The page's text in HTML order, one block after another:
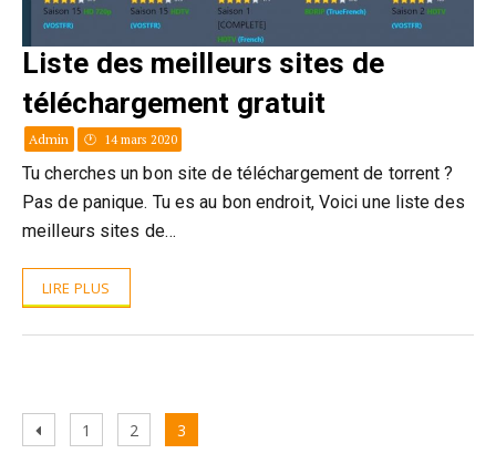
Liste des meilleurs sites de
téléchargement gratuit
Admin 14 mars 2020
Tu cherches un bon site de téléchargement de torrent ?
Pas de panique. Tu es au bon endroit, Voici une liste des
meilleurs sites de…
LIRE PLUS
Pagination
PreviousPage
1 Page
2 Page
3